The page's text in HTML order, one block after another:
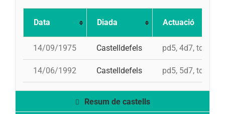
Data Diada Actuació
14/09/1975 Castelldefels pd5, 4d7, td7
14/06/1992 Castelldefels pd5, 5d7, td7, i
Resum de castells